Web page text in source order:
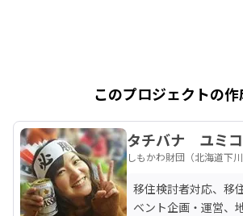
このプロジェクトの
タチバナ ユミコ
しもかわ財団（北海道下川
移住検討者対応、移
ベント企画・運営、